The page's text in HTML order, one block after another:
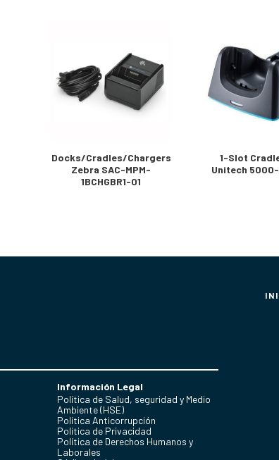
Docks/Cradles/Chargers
Zebra SAC-MPM-
1BCHGBR1-01
1-Slot
Unitech
Información Legal
Política de Salud, seguridad y Medio
Ambiente (HSE)
Política Anticorrupción
Politica de Privacidad
Política de Derechos Humanos y
Laborales